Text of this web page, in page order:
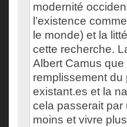
modernité
l’existence
le monde) et la
cette recherche.
Albert Camus
remplissement
existant.es et la
cela passerait par
moins et vivre